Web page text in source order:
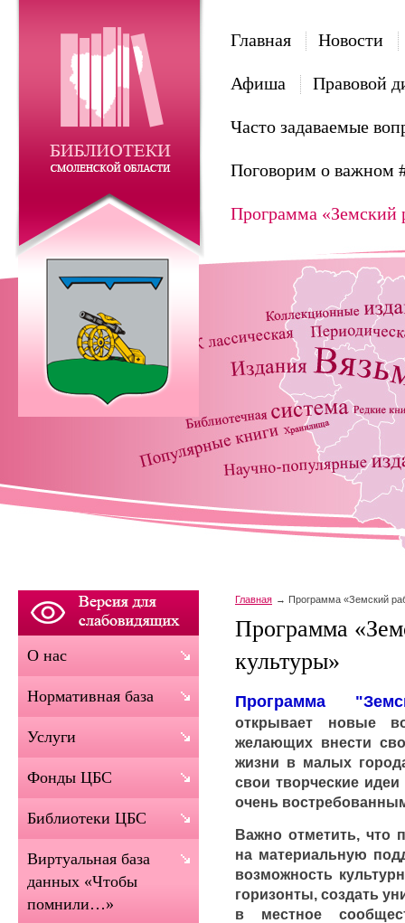
Главная Новости
Афиша Правовой
Часто задаваемые
Поговорим о важном
Программа «Земский
Главная Программа «Земский
Программа
культуры»
Программа
открывает новые
желающих внести
жизни в малых
свои творческие
очень
Важно отметить, что
на материальную
возможность
горизонты, создать
в местное
О нас
Нормативная база
Услуги
Фонды ЦБС
Библиотеки ЦБС
Виртуальная база
данных «Чтобы
помнили…»